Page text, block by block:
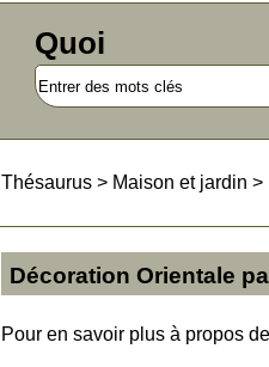
Quoi
Thésaurus > Maison et jardin >
Décoration Orientale
Pour en savoir plus à propos